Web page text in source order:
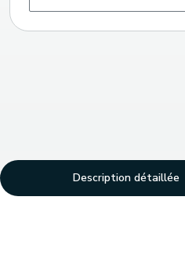
Description détaillée